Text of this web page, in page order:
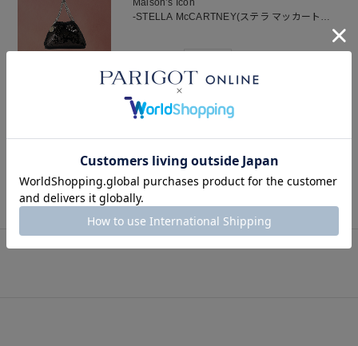
Maison’s Icon
-STELLA McCARTNEY(ステラ マッカートニ
vol.4｜ずっと憧れて、今は欠かせない存在に。
「STELLA McCARTNEY(ステラ マッカートニ
ー) ファラベラ タイニートート」＃25AW
2025.08.09 BLOG